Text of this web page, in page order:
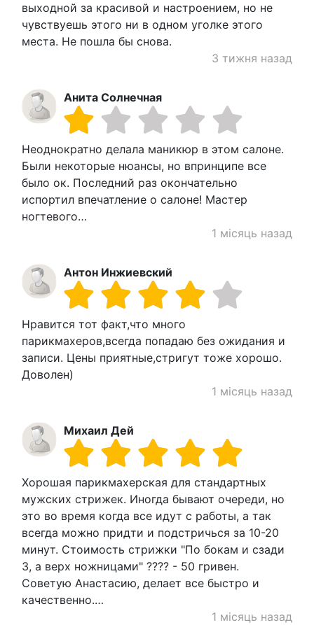
выходной за красивой и настроением, но не
чувствуешь этого ни в одном уголке этого
места. Не пошла бы снова.
3 тижня назад
Анита Солнечная
Неоднократно делала маникюр в этом салоне.
Были некоторые нюансы, но впринципе все
было ок. Последний раз окончательно
испортил впечатление о салоне! Мастер
ногтевого…
1 місяць назад
Антон Инжиевский
Нравится тот факт,что много
парикмахеров,всегда попадаю без ожидания и
записи. Цены приятные,стригут тоже хорошо.
Доволен)
1 місяць назад
Михаил Дей
Хорошая парикмахерская для стандартных
мужских стрижек. Иногда бывают очереди, но
это во время когда все идут с работы, а так
всегда можно придти и подстричься за 10-20
минут. Стоимость стрижки "По бокам и сзади
3, а верх ножницами" ???? - 50 гривен.
Советую Анастасию, делает все быстро и
качественно.…
1 місяць назад